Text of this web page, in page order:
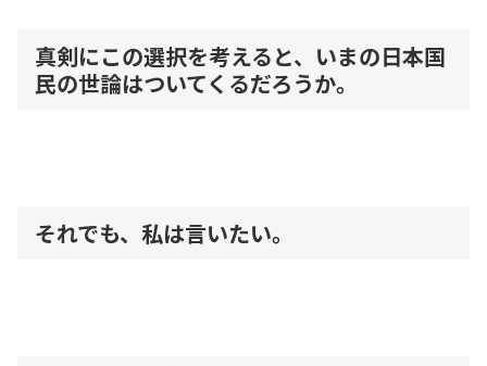
真剣にこの選択を考えると、いまの日本国
民の世論はついてくるだろうか。
それでも、私は言いたい。